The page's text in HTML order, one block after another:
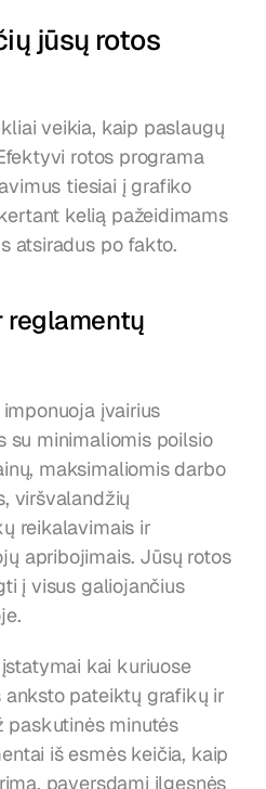
jūsų rotos
veikia, kaip paslaugų
rotos programa
tiesiai į grafiko
kelią pažeidimams
atsiradus po fakto.
reglamentų
įvairius
su minimaliomis poilsio
maksimaliomis darbo
viršvalandžių
reikalavimais ir
apribojimais. Jūsų rotos
į visus galiojančius
kai kuriuose
anksto pateiktų grafikų ir
paskutinės minutės
iš esmės keičia, kaip
paversdami ilgesnės